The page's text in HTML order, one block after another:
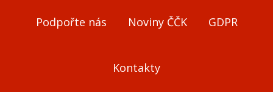
Podpořte nás Noviny ČČK GDPR
Kontakty